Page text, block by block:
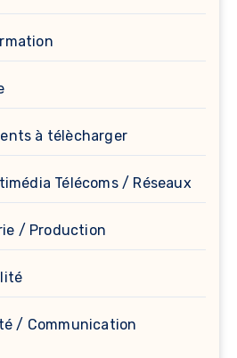
à télècharger
Télécoms / Réseaux
/ Production
/ Communication